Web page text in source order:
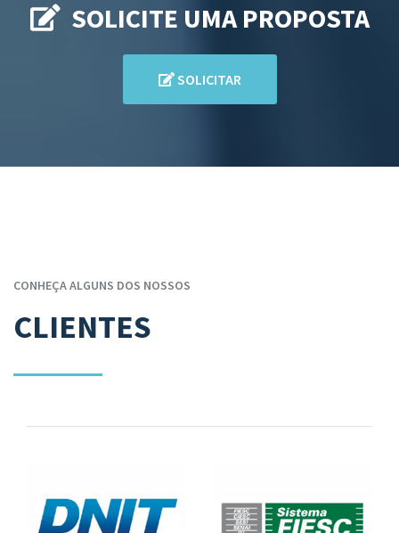
SOLICITE UMA PROPOSTA
SOLICITAR
CONHEÇA ALGUNS DOS NOSSOS
CLIENTES